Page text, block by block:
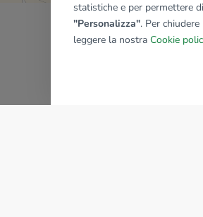
statistiche e per permettere
"Personalizza". Per
leggere la nostra Cookie